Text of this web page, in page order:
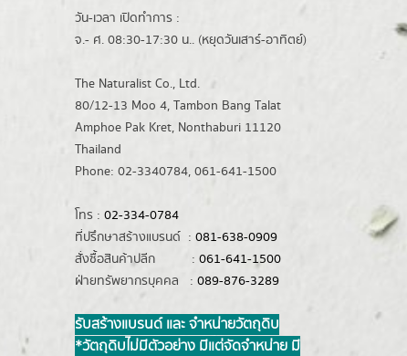
วัน-เวลา เปิดทำการ :
จ.- ศ. 08:30-17:30 น.. (หยุดวันเสาร์-อาทิตย์)
The Naturalist Co., Ltd.
80/12-13 Moo 4, Tambon Bang Talat
Amphoe Pak Kret, Nonthaburi 11120
Thailand
Phone: 02-3340784, 061-641-1500
โทร : 02-334-0784
ที่ปรึกษาสร้างแบรนด์ : 081-638-0909
สั่งซื้อสินค้าปลีก : 061-641-1500
ฝ่ายทรัพยากรบุคคล : 089-876-3289
รับสร้างแบรนด์ และ จำหน่ายวัตถุดิบ
*วัตถุดิบไม่มีตัวอย่าง มีแต่จัดจำหน่าย มี